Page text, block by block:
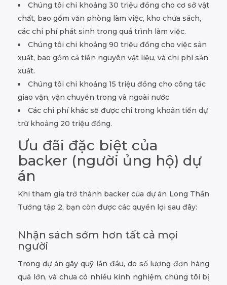
Chúng tôi chi khoảng 30 triệu đồng cho cơ sở vật
chất, bao gồm văn phòng làm việc, kho chứa sách,
các chi phí phát sinh trong quá trình làm việc.
Chúng tôi chi khoảng 90 triệu đồng cho việc sản
xuất, bao gồm cả tiền nguyên vật liệu, và chi phí sản
xuất.
Chúng tôi chi khoảng 15 triệu đồng cho công tác
giao vận, vận chuyển trong và ngoài nước.
Các chi phí khác sẽ được chi trong khoản tiền dự
trữ khoảng 20 triệu đồng.
Ưu đãi đặc biệt của
backer (người ủng hộ) dự
án
Khi tham gia trở thành backer của dự án Long Thần
Tướng tập 2, bạn còn được các quyền lợi sau đây:
Nhận sách sớm hơn tất cả mọi
người
Trong dự án gây quỹ lần đầu, do số lượng đơn hàng
quá lớn, và chưa có nhiều kinh nghiệm, chúng tôi bị